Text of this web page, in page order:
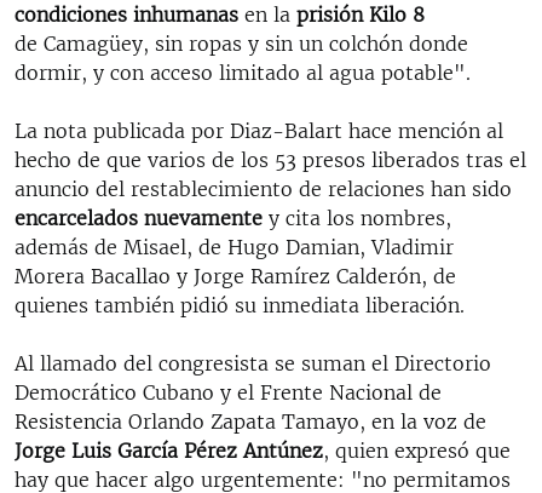
condiciones inhumanas en la prisión Kilo 8
de Camagüey, sin ropas y sin un colchón donde
dormir, y con acceso limitado al agua potable".
La nota publicada por Diaz-Balart hace mención al
hecho de que varios de los 53 presos liberados tras el
anuncio del restablecimiento de relaciones han sido
encarcelados nuevamente y cita los nombres,
además de Misael, de Hugo Damian, Vladimir
Morera Bacallao y Jorge Ramírez Calderón, de
quienes también pidió su inmediata liberación.
Al llamado del congresista se suman el Directorio
Democrático Cubano y el Frente Nacional de
Resistencia Orlando Zapata Tamayo, en la voz de
Jorge Luis García Pérez Antúnez, quien expresó que
hay que hacer algo urgentemente: "no permitamos